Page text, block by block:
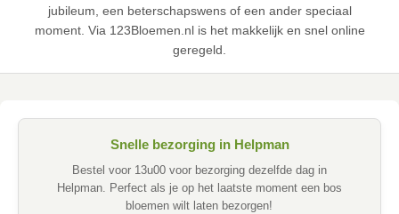
jubileum, een beterschapswens of een ander speciaal
moment. Via 123Bloemen.nl is het makkelijk en snel online
geregeld.
Snelle bezorging in Helpman
Bestel voor 13u00 voor bezorging dezelfde dag in
Helpman. Perfect als je op het laatste moment een bos
bloemen wilt laten bezorgen!